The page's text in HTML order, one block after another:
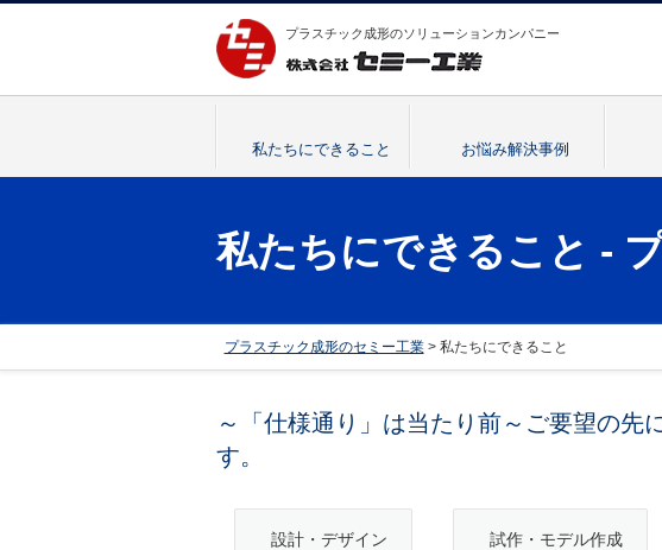
プラスチック成形のソリューションカンパニー
私たちにできること お悩み解決事例
私たちにできること -
プラスチック成形のセミー工業> 私たちにできること
～「仕様通り」は当たり前～ご要望の先
す。
設計・デザイン 試作・モデル作成